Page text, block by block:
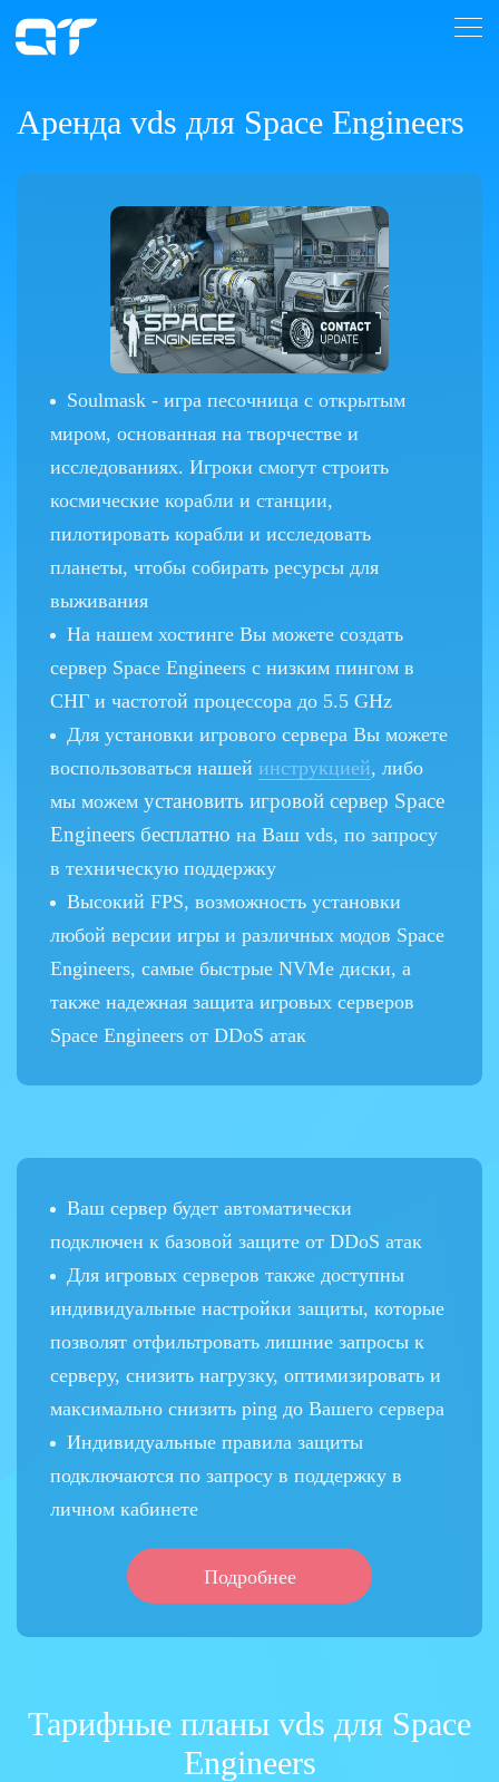
Аренда vds для Space Engineers
Soulmask - игра песочница с открытым
миром, основанная на творчестве и
исследованиях. Игроки смогут строить
космические корабли и станции,
пилотировать корабли и исследовать
планеты, чтобы собирать ресурсы для
выживания
На нашем хостинге Вы можете создать
сервер Space Engineers с низким пингом в
СНГ и частотой процессора до 5.5 GHz
Для установки игрового сервера Вы можете
воспользоваться нашей инструкцией, либо
мы можем установить игровой сервер Space
Engineers бесплатно на Ваш vds, по запросу
в техническую поддержку
Высокий FPS, возможность установки
любой версии игры и различных модов Space
Engineers, самые быстрые NVMe диски, а
также надежная защита игровых серверов
Space Engineers от DDoS атак
Ваш сервер будет автоматически
подключен к базовой защите от DDoS атак
Для игровых серверов также доступны
индивидуальные настройки защиты, которые
позволят отфильтровать лишние запросы к
серверу, снизить нагрузку, оптимизировать и
максимально снизить ping до Вашего сервера
Индивидуальные правила защиты
подключаются по запросу в поддержку в
личном кабинете
Подробнее
Тарифные планы vds для Space
Engineers